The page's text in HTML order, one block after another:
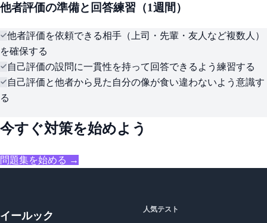
他者評価の準備と回答練習（1週間）
他者評価を依頼できる相手（上司・先輩・友人など複数人）
を確保する
自己評価の設問に一貫性を持って回答できるよう練習する
自己評価と他者から見た自分の像が食い違わないよう意識す
る
今すぐ対策を始めよう
問題集を始める →
イールック
人気テスト